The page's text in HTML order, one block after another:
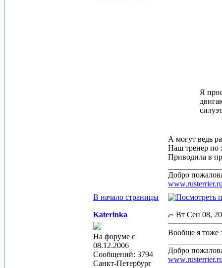
Я
А могут ведь
Наш тренер по
Приводила в
Добро
В начало страницы
Katerinka
На форуме с
08.12.2006
Сообщений: 3794
Санкт-Петербург
Вт Сен 08,
Вообще я тоже
Добро